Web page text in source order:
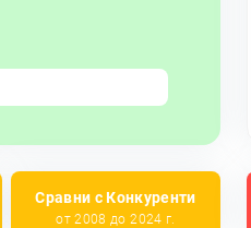
Сравни с Конкуренти
от 2008 до 2024 г.